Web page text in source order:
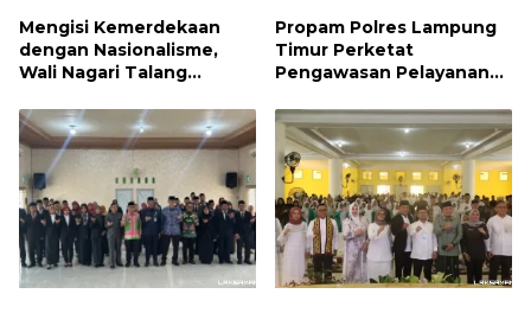
Mengisi Kemerdekaan
dengan Nasionalisme,
Wali Nagari Talang
Bendera Merah Putih
Sepanjang Agustus
Propam Polres Lampung
Timur Perketat
Pengawasan Pelayanan
Profesional dan Bebas
Penyimpangan